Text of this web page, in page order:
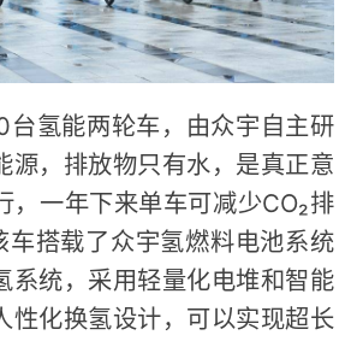
氢能两轮车，由众宇自主研
源，排放物只有水，是真正意
，一年下来单车可减少CO₂排
搭载了众宇氢燃料电池系统
系统，采用轻量化电堆和智能
性化换氢设计，可以实现超长